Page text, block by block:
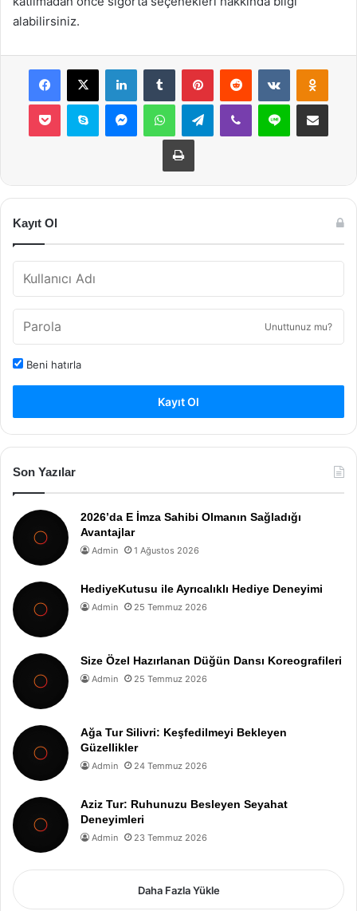
alabilirsiniz.
Facebook
X LinkedInTumblr PinterestReddit VKontakte
Pocket Skype MessengerWhatsAppTelegramViber Line E-Posta ile
Yazdır
Kayıt Ol
Unuttunuz mu?
Beni hatırla
Kayıt Ol
Son Yazılar
2026’da E İmza Sahibi Olmanın Sağladığı
Avantajlar
Admin 1 Ağustos 2026
HediyeKutusu ile Ayrıcalıklı Hediye Deneyimi
Admin 25 Temmuz 2026
Size Özel Hazırlanan Düğün Dansı Koreografileri
Admin 25 Temmuz 2026
Ağa Tur Silivri: Keşfedilmeyi Bekleyen
Güzellikler
Admin 24 Temmuz 2026
Aziz Tur: Ruhunuzu Besleyen Seyahat
Deneyimleri
Admin 23 Temmuz 2026
Daha Fazla Yükle